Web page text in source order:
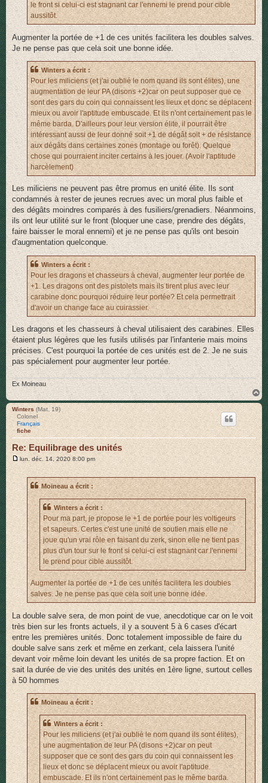
le front si celui-ci est stagnant car l'ennemi le prend pour cible
aussitôt.
Augmenter la portée de +1 de ces unités facilitera les doubles salves.
Je ne pense pas que cela soit une bonne idée.
Winters a écrit :
Pour les miliciens (et j'ai oublié le nom quand ils sont élites), une
augmentation de leur PA (disons +2)car on peut supposer que ce
sont des gars du coin qui connaissent les lieux et donc se déplacent
mieux ou avoir l'aptitude embuscade. Et ils n'ont certainement pas le
même barda. D'ailleurs pour leur version élite, il pourrait être
intéressant aussi de leur donné soit +1 de dégât soit + de résistance
aux dégâts dans certaines zones (montage ou forêt). Quelque
chose qui pourraient inciter certains à les jouer. (Avoir l'aptitude
harcèlement)
Les miliciens ne peuvent pas être promus en unité élite. Ils sont
condamnés à rester de jeunes recrues avec un moral plus faible et
des dégâts moindres comparés à des fusiliers/grenadiers. Néanmoins,
ils ont leur utilité sur le front (bloquer une case, prendre des dégâts,
faire baisser le moral ennemi) et je ne pense pas qu'ils ont besoin
d'augmentation quelconque.
Winters a écrit :
Pour les dragons et chasseurs à cheval, augmenter leur portée de
+1. Les dragons ont des pistolets mais ils tirent plus avec leur
carabine donc pourquoi réduire leur portée? Et cela permettrait
d'avoir un change face au cuirassier.
Les dragons et les chasseurs à cheval utilisaient des carabines. Elles
étaient plus légères que les fusils utilisés par l'infanterie mais moins
précises. C'est pourquoi la portée de ces unités est de 2. Je ne suis
pas spécialement pour augmenter leur portée.
Ex Moineau
a
u
Winters (Mat. 19)
Colonel
Français
fiche
Re: Equilibrage des unités
Mlun. déc. 14, 2020 8:00 pm
Moineau a écrit :
Winters a écrit :
Pour ma part, je propose le +1 de portée pour les voltigeurs
et sapeurs. Certes c'est une unité de soutien mais elle ne
joue qu'un vrai rôle en faisant du zerk, sinon elle ne tient pas
plus d'un tour sur le front si celui-ci est stagnant car l'ennemi
le prend pour cible aussitôt.
Augmenter la portée de +1 de ces unités facilitera les doubles
salves. Je ne pense pas que cela soit une bonne idée.
La double salve sera, de mon point de vue, anecdotique car on le voit
très bien sur les fronts actuels, il y a souvent 5 à 6 cases d'écart
entre les premières unités. Donc totalement impossible de faire du
double salve sans zerk et même en zerkant, cela laissera l'unité
devant voir même loin devant les unités de sa propre faction. Et on
sait la durée de vie des unités des unités en 1ère ligne, surtout celles
à 50 hommes
Moineau a écrit :
Winters a écrit :
Pour les miliciens (et j'ai oublié le nom quand ils sont élites),
une augmentation de leur PA (disons +2)car on peut
supposer que ce sont des gars du coin qui connaissent les
lieux et donc se déplacent mieux ou avoir l'aptitude
embuscade. Et ils n'ont certainement pas le même barda.